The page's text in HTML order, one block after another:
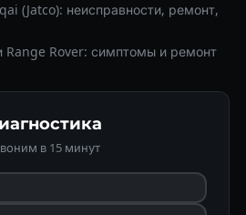
(Jatco): неисправности, ремонт,
Range Rover: симптомы и ремонт
в 15 минут